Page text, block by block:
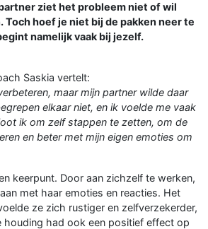
ziet het probleem niet of wil
hoef je niet bij de pakken neer te
namelijk vaak bij jezelf.
Saskia vertelt:
maar mijn partner wilde daar
elkaar niet, en ik voelde me vaak
ik om zelf stappen te zetten, om de
en beter met mijn eigen emoties om
keerpunt. Door aan zichzelf te werken,
met haar emoties en reacties. Het
ze zich rustiger en zelfverzekerder,
houding had ook een positief effect op